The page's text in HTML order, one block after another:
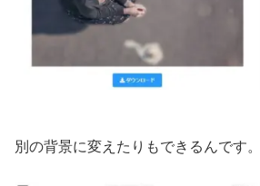
別の背景に変えたりもできるんです。